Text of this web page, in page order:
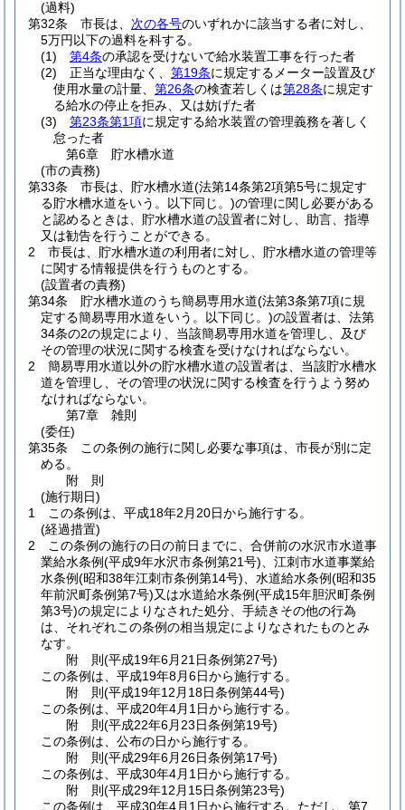
(過料)
第32条
市長は、 次の各号のいずれかに該当する者に対し、
5万円以下の過料を科する。
(1)
第4条の承認を受けないで給水装置工事を行った者
(2)
正当な理由なく、 第19条に規定するメーター設置及び
使用水量の計量、 第26条の検査若しくは第28条に規定す
る給水の停止を拒み、又は妨げた者
(3)
第23条第1項に規定する給水装置の管理義務を著しく
怠った者
第6章
貯水槽水道
(市の責務)
第33条
市長は、貯水槽水道(法第14条第2項第5号に規定す
る貯水槽水道をいう。以下同じ。)の管理に関し必要がある
と認めるときは、貯水槽水道の設置者に対し、助言、指導
又は勧告を行うことができる。
2
市長は、貯水槽水道の利用者に対し、貯水槽水道の管理等
に関する情報提供を行うものとする。
(設置者の責務)
第34条
貯水槽水道のうち簡易専用水道(法第3条第7項に規
定する簡易専用水道をいう。以下同じ。)の設置者は、法第
34条の2の規定により、当該簡易専用水道を管理し、及び
その管理の状況に関する検査を受けなければならない。
2
簡易専用水道以外の貯水槽水道の設置者は、当該貯水槽水
道を管理し、その管理の状況に関する検査を行うよう努め
なければならない。
第7章
雑則
(委任)
第35条
この条例の施行に関し必要な事項は、市長が別に定
める。
附 則
(施行期日)
1
この条例は、平成18年2月20日から施行する。
(経過措置)
2
この条例の施行の日の前日までに、合併前の水沢市水道事
業給水条例(平成9年水沢市条例第21号) 、江刺市水道事業給
水条例(昭和38年江刺市条例第14号) 、水道給水条例(昭和35
年前沢町条例第7号)又は水道給水条例(平成15年胆沢町条例
第3号)の規定によりなされた処分、手続きその他の行為
は、それぞれこの条例の相当規定によりなされたものとみ
なす。
附 則(平成19年6月21日条例第27号)
この条例は、平成19年8月6日から施行する。
附 則(平成19年12月18日条例第44号)
この条例は、平成20年4月1日から施行する。
附 則(平成22年6月23日条例第19号)
この条例は、公布の日から施行する。
附 則(平成29年6月26日条例第17号)
この条例は、平成30年4月1日から施行する。
附 則(平成29年12月15日条例第23号)
この条例は、平成30年4月1日から施行する。 ただし、第7